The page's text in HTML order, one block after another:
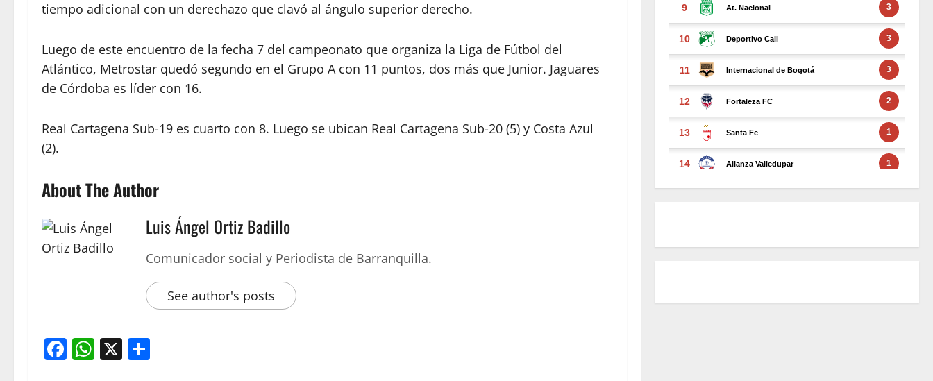
tiempo adicional con un derechazo que clavó al ángulo superior derecho.
Luego de este encuentro de la fecha 7 del campeonato que organiza la Liga de Fútbol del
Atlántico, Metrostar quedó segundo en el Grupo A con 11 puntos, dos más que Junior. Jaguares
de Córdoba es líder con 16.
Real Cartagena Sub-19 es cuarto con 8. Luego se ubican Real Cartagena Sub-20 (5) y Costa Azul
(2).
About The Author
Luis Ángel Ortiz Badillo
Comunicador social y Periodista de Barranquilla.
See author's posts
Facebook
WhatsApp
X